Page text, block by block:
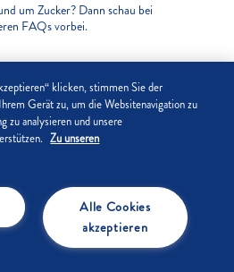
um Zucker? Dann schau bei
FAQs vorbei.
EINSTELLUNGEN
klicken, stimmen Sie der
Gerät zu, um die Websitenavigation zu
zu analysieren und unsere
Zu unseren
Alle Cookies
akzeptieren